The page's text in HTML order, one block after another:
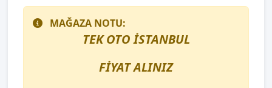
MAĞAZA NOTU:
TEK OTO İSTANBUL
FİYAT ALINIZ